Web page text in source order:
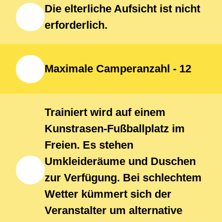
mitbringen.Die elterliche Aufsicht ist nicht
erforderlich.
Maximale Camperanzahl - 12
Trainiert wird auf einem
Kunstrasen-Fußballplatz im
Freien. Es stehen
Umkleideräume und Duschen
zur Verfügung. Bei schlechtem
Wetter kümmert sich der
Veranstalter um alternative